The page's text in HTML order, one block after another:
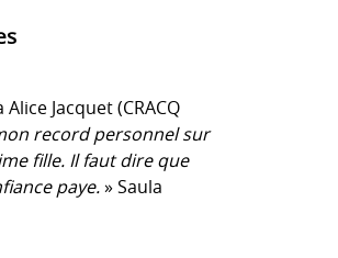
Jacquet (CRACQ
record personnel sur
fille. Il faut dire que
paye.» Saula